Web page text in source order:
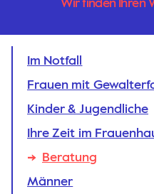
Im Notfall
Frauen mit
Kinder & Jugendliche
Ihre Zeit im
Beratung
Männer